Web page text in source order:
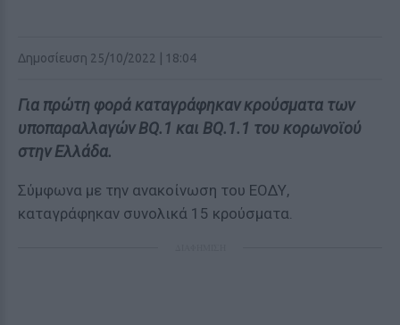
Δημοσίευση 25/10/2022 | 18:04
Για πρώτη φορά καταγράφηκαν κρούσματα των
υποπαραλλαγών BQ.1 και ΒQ.1.1 του κορωνοϊού
στην Ελλάδα.
Σύμφωνα με την ανακοίνωση του ΕΟΔΥ,
καταγράφηκαν συνολικά 15 κρούσματα.